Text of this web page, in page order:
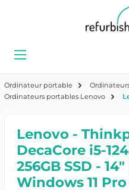
Ordinateur portable
Ordinateurs portables Lenovo
Lenovo -
DecaCore i5-
256GB SSD -
Windows 11